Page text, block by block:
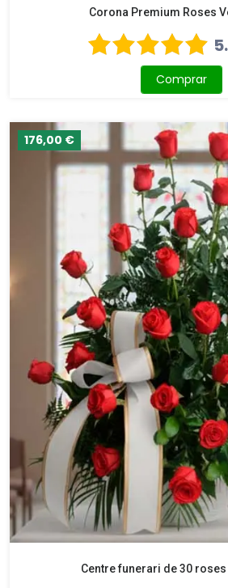
Corona Premium Roses
Comprar
176,00 €
Centre funerari de 30